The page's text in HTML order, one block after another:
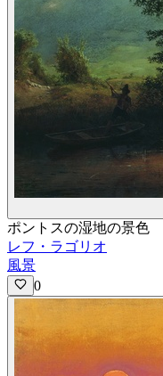
ポントスの湿地の景色
レフ・ラゴリオ
風景
0